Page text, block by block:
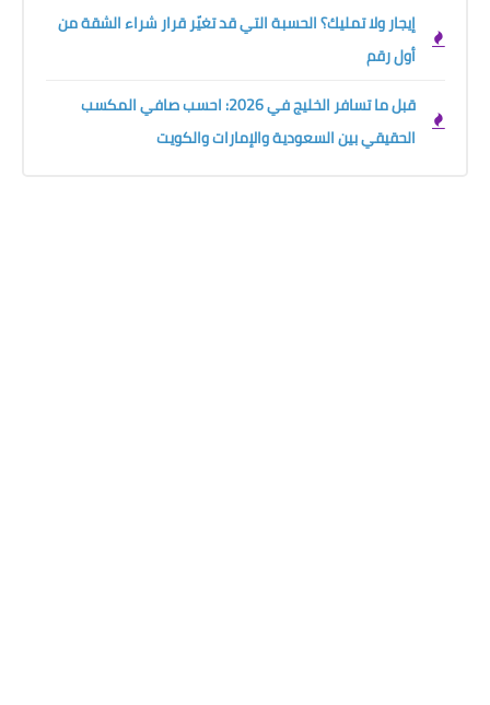
إيجار ولا تمليك؟ الحسبة التي قد تغيّر قرار شراء الشقة من
أول رقم
قبل ما تسافر الخليج في 2026: احسب صافي المكسب
الحقيقي بين السعودية والإمارات والكويت